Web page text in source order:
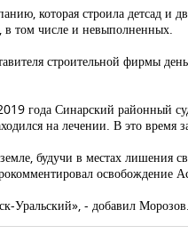
которая строила детсад
в том числе и невыполненных.
строительной фирмы
года Синарский районный
на лечении. В это время
будучи в местах
освобождение
Уральский», - добавил Морозов.